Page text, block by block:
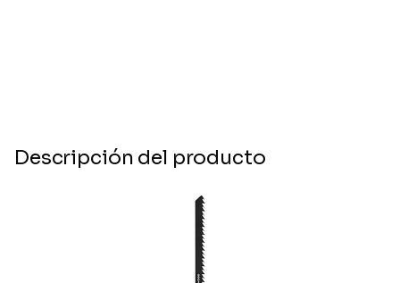
Descripción del producto